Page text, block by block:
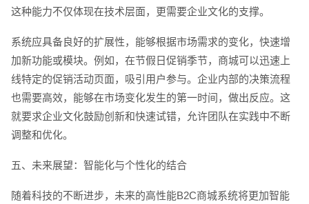
这种能力不仅体现在技术层面，更需要企业文化的支撑。
系统应具备良好的扩展性，能够根据市场需求的变化，快速增
加新功能或模块。例如，在节假日促销季节，商城可以迅速上
线特定的促销活动页面，吸引用户参与。企业内部的决策流程
也需要高效，能够在市场变化发生的第一时间，做出反应。这
就要求企业文化鼓励创新和快速试错，允许团队在实践中不断
调整和优化。
五、未来展望：智能化与个性化的结合
随着科技的不断进步，未来的高性能B2C商城系统将更加智能